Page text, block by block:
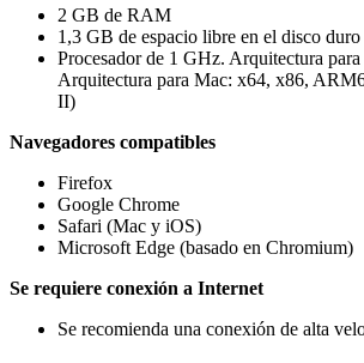
2 GB de RAM
1,3 GB de espacio libre en el disco duro
Procesador de 1 GHz. Arquitectura
Arquitectura para Mac: x64, x86,
II)
Navegadores compatibles
Firefox
Google Chrome
Safari (Mac y iOS)
Microsoft Edge (basado en Chromium)
Se requiere conexión a Internet
Se recomienda una conexión de alta